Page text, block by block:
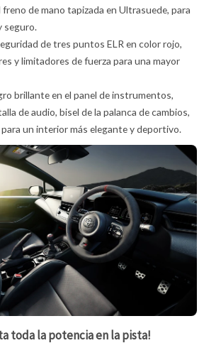
de mano tapizada en Ultrasuede, para
seguro.
de tres puntos ELR en color rojo,
y limitadores de fuerza para una mayor
brillante en el panel de instrumentos,
de audio, bisel de la palanca de cambios,
un interior más elegante y deportivo.
toda la potencia en la pista!